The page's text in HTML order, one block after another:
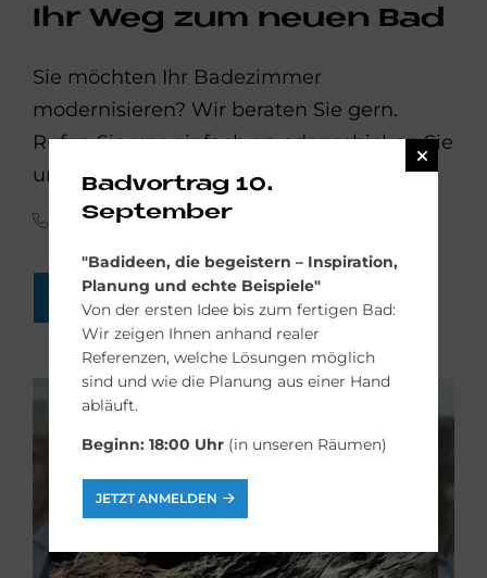
Ihr Weg zum neuen Bad
Sie möchten Ihr Badezimmer
modernisieren? Wir beraten Sie gern.
Rufen Sie uns einfach an oder schicken Sie
uns eine Online-Anfrage:
(02 11) 99 60 80
BADEZIMMER-ANFRAGEN
Badvortrag 10.
September
"Bad­ide­en, die be­gei­stern – In­spi­ra­ti­on,
Pla­nung und ech­te Bei­spie­le"
Von der ersten Idee bis zum fertigen Bad:
Wir zeigen Ihnen anhand realer
Referenzen, welche Lösungen möglich
sind und wie die Planung aus einer Hand
abläuft.
Beginn: 18:00 Uhr (in unseren Räumen)
JETZT ANMELDEN